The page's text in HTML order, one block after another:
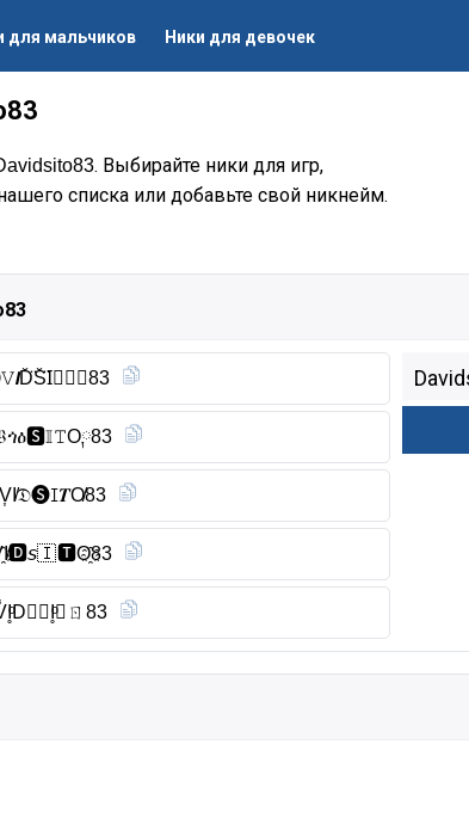
для мальчиков Ники для девочек
. Выбирайте ники для игр,
списка или добавьте свой никнейм.
🆃︎O҈83
ㄖ83